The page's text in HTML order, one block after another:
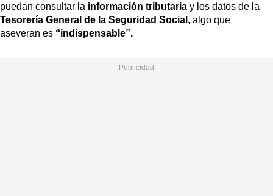
puedan consultar la información tributaria y los datos de la
Tesorería General de la Seguridad Social , algo que
aseveran es “indispensable”.